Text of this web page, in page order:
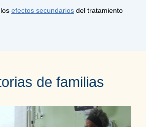
efectos secundarios del tratamiento
de familias